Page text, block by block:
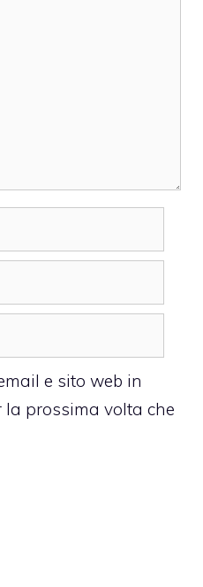
e sito web in
prossima volta che